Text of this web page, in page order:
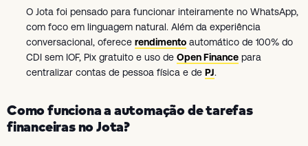
O Jota foi pensado para funcionar inteiramente no WhatsApp,
com foco em linguagem natural. Além da experiência
conversacional, oferece rendimento automático de 100% do
CDI sem IOF, Pix gratuito e uso de Open Finance para
centralizar contas de pessoa física e de PJ.
Como funciona a automação de tarefas
financeiras no Jota?